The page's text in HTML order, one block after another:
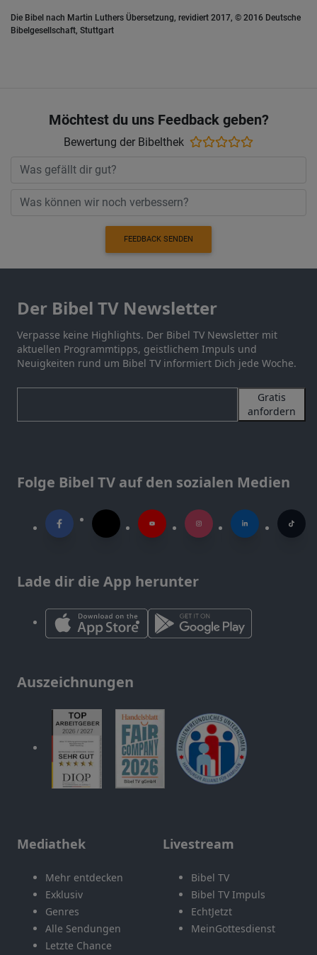
Die Bibel nach Martin Luthers Übersetzung, revidiert 2017, © 2016 Deutsche
Bibelgesellschaft, Stuttgart
Möchtest du uns Feedback geben?
Bewertung der Bibelthek
FEEDBACK SENDEN
Der Bibel TV Newsletter
Verpasse keine Highlights. Der Bibel TV Newsletter mit
aktuellen Programmtipps, geistlichem Impuls und
Neuigkeiten rund um Bibel TV informiert Dich jede Woche.
Gratis
anfordern
Folge Bibel TV auf den sozialen Medien
Lade dir die App herunter
Auszeichnungen
Mediathek
Mehr entdecken
Exklusiv
Genres
Alle Sendungen
Letzte Chance
Livestream
Bibel TV
Bibel TV Impuls
EchtJetzt
MeinGottesdienst